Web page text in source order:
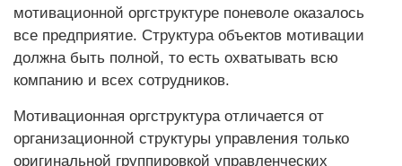
мотивационной оргструктуре поневоле оказалось
все предприятие. Структура объектов мотивации
должна быть полной, то есть охватывать всю
компанию и всех сотрудников.
Мотивационная оргструктура отличается от
организационной структуры управления только
оригинальной группировкой управленческих